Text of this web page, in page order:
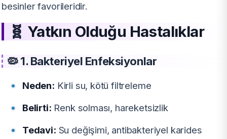
besinler favorileridir.
🧬 Yatkın Olduğu Hastalıklar
🦠 1. Bakteriyel Enfeksiyonlar
Neden: Kirli su, kötü filtreleme
Belirti: Renk solması, hareketsizlik
Tedavi: Su değişimi, antibakteriyel karides